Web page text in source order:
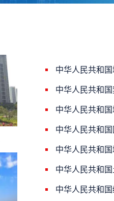
中华人民共和
中华人民共和
中华人民共和
中华人民共和
中华人民共和
中华人民共和
中华人民共和